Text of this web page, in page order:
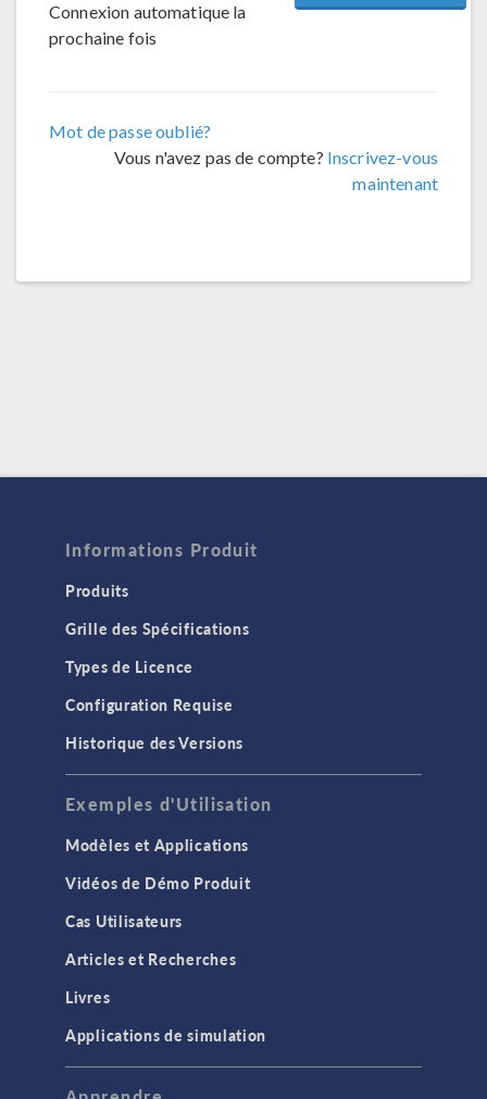
Connexion automatique la
prochaine fois
Mot de passe oublié?
Vous n'avez pas de compte? Inscrivez-vous
maintenant
Informations Produit
Produits
Grille des Spécifications
Types de Licence
Configuration Requise
Historique des Versions
Exemples d'Utilisation
Modèles et Applications
Vidéos de Démo Produit
Cas Utilisateurs
Articles et Recherches
Livres
Applications de simulation